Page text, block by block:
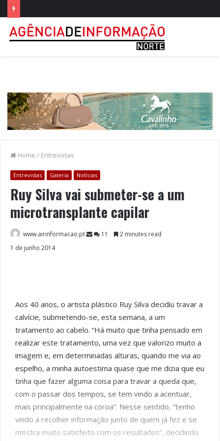
Home / Entrevistas
Entrevistas Galeria Notícias
Ruy Silva vai submeter-se a um
microtransplante capilar
www.airinformacao.pt 11
2 minutes read
1 de junho 2014
Aos 40 anos, o artista plástico Ruy Silva decidiu travar a
calvície, submetendo-se, esta semana, a um
tratamento ao cabelo. “Há muito que tinha pensado em
realizar este tratamento, uma vez que valorizo muito a
imagem e, em determinadas alturas, quando me via ao
espelho, a minha autoestima quase que me dizia que eu
tinha que fazer alguma coisa para travar a queda que,
com o passar dos tempos, se tem vindo a acentuar,
mais principalmente na coroa”. Nesse sentido, “tenho
vindo a recolher informação junto de quem já fez e se
mostra muito satisfeito com os resultados”, decidindo